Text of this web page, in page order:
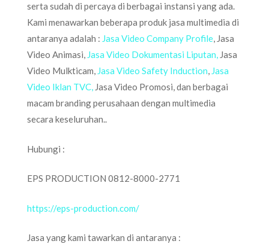
serta sudah di percaya di berbagai instansi yang ada.
Kami menawarkan beberapa produk jasa multimedia di
antaranya adalah : Jasa Video Company Profile, Jasa
Video Animasi, Jasa Video Dokumentasi Liputan, Jasa
Video Mulkticam, Jasa Video Safety Induction, Jasa
Video Iklan TVC, Jasa Video Promosi, dan berbagai
macam branding perusahaan dengan multimedia
secara keseluruhan..
Hubungi :
EPS PRODUCTION 0812-8000-2771
https://eps-production.com/
Jasa yang kami tawarkan di antaranya :